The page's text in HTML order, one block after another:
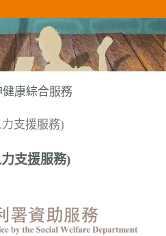
l
e
n
a
健康綜合服務
支援服務)
支援服務)